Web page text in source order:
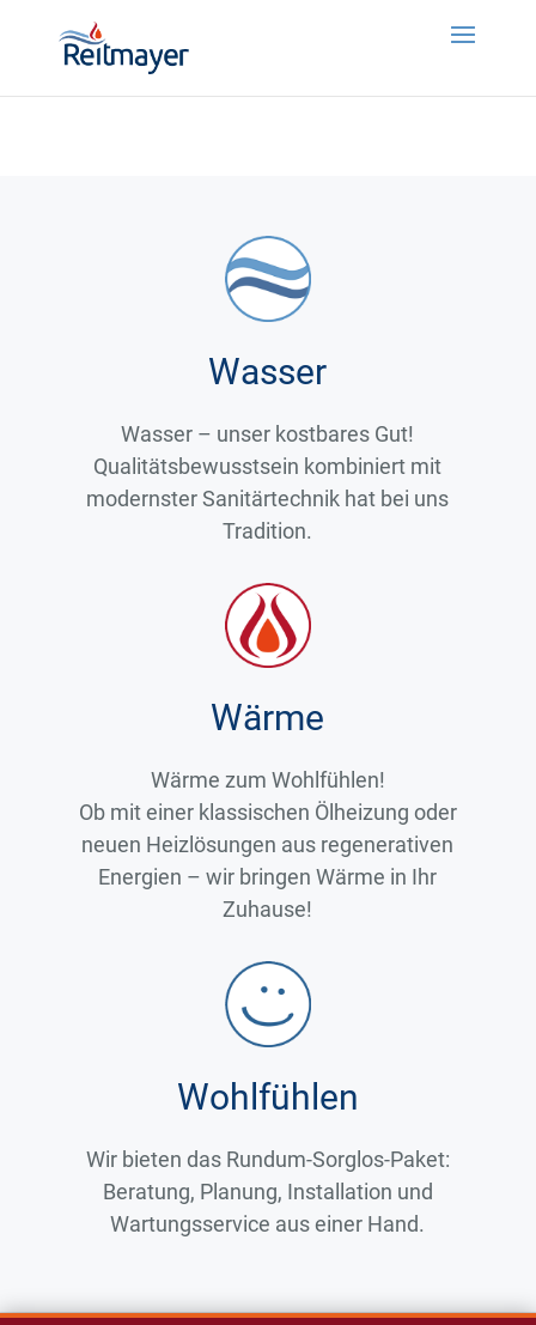
{try{if(null!=t&&t.data){let e=t.data;null!=e&&void 0!==e.redirect&&
(window.location=e.redirect)}}catch(t){}});
Wasser
Wasser – unser kostbares Gut!
Qualitätsbewusstsein kombiniert mit
modernster Sanitärtechnik hat bei uns
Tradition.
Wärme
Wärme zum Wohlfühlen!
Ob mit einer klassischen Ölheizung oder
neuen Heizlösungen aus regenerativen
Energien – wir bringen Wärme in Ihr
Zuhause!
Wohlfühlen
Wir bieten das Rundum-Sorglos-Paket:
Beratung, Planung, Installation und
Wartungsservice aus einer Hand.